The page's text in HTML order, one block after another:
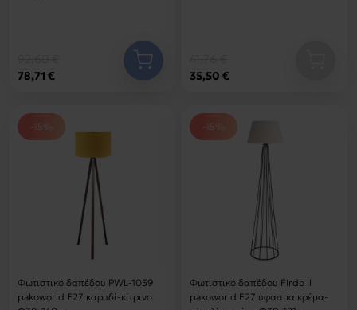
78,71 €
35,50 €
-15%
Φωτιστικό δαπέδου PWL-1059
pakoworld Ε27 καρυδί-κίτρινο
-15%
Φωτιστικό δαπέδου Firdo II
pakoworld Ε27 ύφασμα κρέμα-